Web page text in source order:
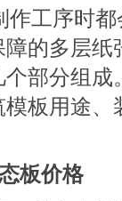
作工序时
的多层
部分组
板用途
板价格